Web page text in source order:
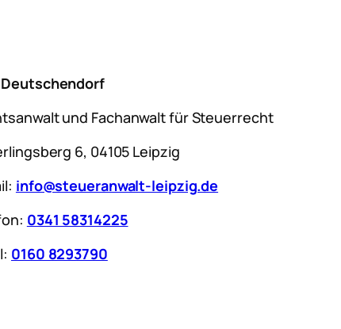
Deutschendorf
und Fachanwalt für Steuerrecht
6, 04105 Leipzig
info@steueranwalt-leipzig.de
0341 58314225
0160 8293790